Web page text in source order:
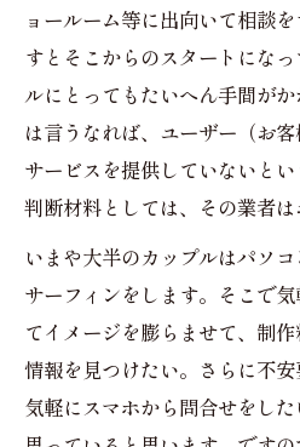
ョールーム等に出向いて相談
すとそこからのスタートにな
ルにとってもたいへん手間が
は言うなれば、ユーザー（お
サービスを提供していないとい
判断材料としては、その業者は
いまや大半のカップルはパソ
サーフィンをします。そこで
てイメージを膨らませて、制
情報を見つけたい。さらに不
気軽にスマホから問合せをし